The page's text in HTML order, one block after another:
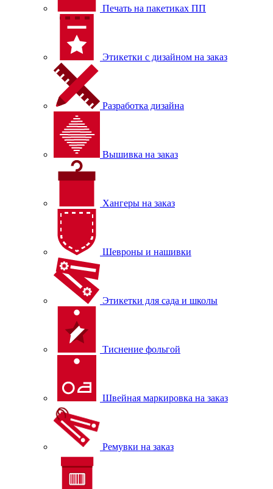
Печать на пакетиках ПП
Этикетки с дизайном на заказ
Разработка дизайна
Вышивка на заказ
Хангеры на заказ
Шевроны и нашивки
Этикетки для сада и школы
Тиснение фольгой
Швейная маркировка на заказ
Ремувки на заказ